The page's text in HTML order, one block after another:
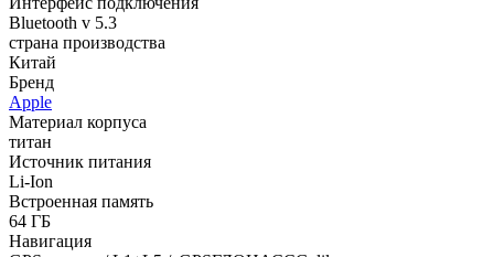
Bluetooth v 5.3
страна производства
Китай
Бренд
Apple
Материал корпуса
титан
Источник питания
Li-Ion
Встроенная память
64 ГБ
Навигация